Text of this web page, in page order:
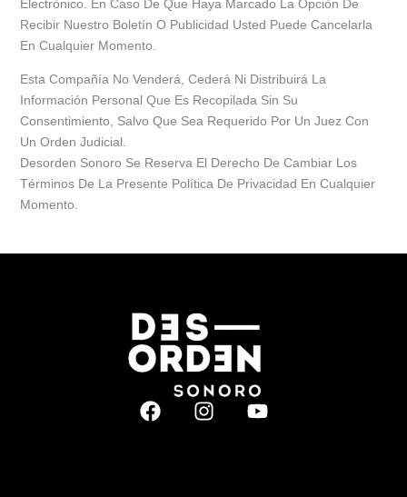
Electrónico. En Caso De Que Haya Marcado La Opción De
Recibir Nuestro Boletín O Publicidad Usted Puede Cancelarla
En Cualquier Momento.
Esta Compañía No Venderá, Cederá Ni Distribuirá La
Información Personal Que Es Recopilada Sin Su
Consentimiento, Salvo Que Sea Requerido Por Un Juez Con
Un Orden Judicial.
Desorden Sonoro Se Reserva El Derecho De Cambiar Los
Términos De La Presente Política De Privacidad En Cualquier
Momento.